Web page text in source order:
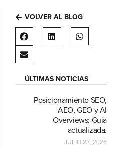
VOLVER AL BLOG
ÚLTIMAS NOTICIAS
Posicionamiento SEO,
AEO, GEO y AI
Overviews: Guía
actualizada.
JULIO 23, 2026